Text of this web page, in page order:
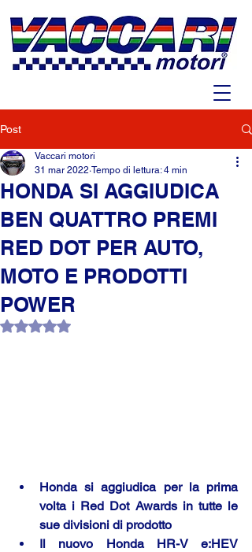
Post
HONDA SI AGGIUDICA
BEN QUATTRO PREMI
RED DOT PER AUTO,
MOTO E PRODOTTI
POWER
Vaccari motori
31 mar 2022 Tempo di lettura: 4 min
Valutazione NaN stelle su 5.
Honda si aggiudica per la prima
volta i Red Dot Awards in tutte le
sue divisioni di prodotto
Il nuovo Honda HR-V e:HEV